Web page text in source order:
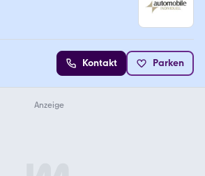
Kontakt Parken